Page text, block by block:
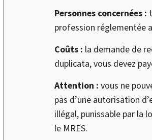
Personnes concernées :
profession réglementée
Coûts : la demande de
duplicata, vous devez
Attention : vous ne
pas d’une autorisation
illégal, punissable par la
le MRES.